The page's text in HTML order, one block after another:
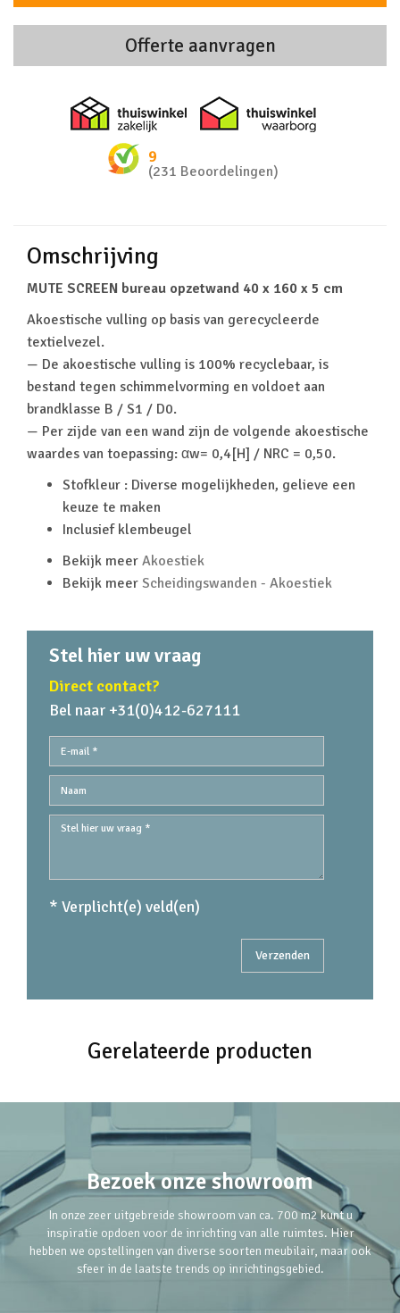
Offerte aanvragen
Thuiswinkel zakelijk
9
(231 Beoordelingen)
Omschrijving
MUTE SCREEN bureau opzetwand 40 x 160 x 5 cm
Akoestische vulling op basis van gerecycleerde
textielvezel.
— De akoestische vulling is 100% recyclebaar, is
bestand tegen schimmelvorming en voldoet aan
brandklasse B / S1 / D0.
— Per zijde van een wand zijn de volgende akoestische
waardes van toepassing: αw= 0,4[H] / NRC = 0,50.
Stofkleur : Diverse mogelijkheden, gelieve een
keuze te maken
Inclusief klembeugel
Bekijk meer Akoestiek
Bekijk meer Scheidingswanden - Akoestiek
Stel hier uw vraag
Direct contact?
Bel naar +31(0)412-627111
* Verplicht(e) veld(en)
Gerelateerde producten
Bezoek onze showroom
In onze zeer uitgebreide showroom van ca. 700 m2 kunt u
inspiratie opdoen voor de inrichting van alle ruimtes. Hier
hebben we opstellingen van diverse soorten meubilair, maar ook
sfeer in de laatste trends op inrichtingsgebied.